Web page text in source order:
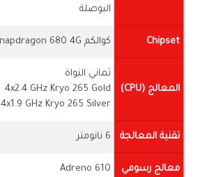
البوصلة
Chipset كوالكم Snapdragon 680 4G
المعالج (CPU)
ثماني النواة
4x2.4 GHz Kryo 265 Gold
4x1.9 GHz Kryo 265 Silver
تقنية المعالجة 6 نانومتر
معالج رسومي
Adreno 610